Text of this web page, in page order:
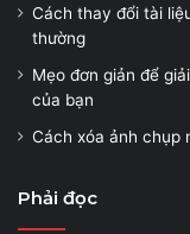
Cách thay đổi tài
thường
Mẹo đơn giản để
của bạn
Cách xóa ảnh chụp
Phải đọc